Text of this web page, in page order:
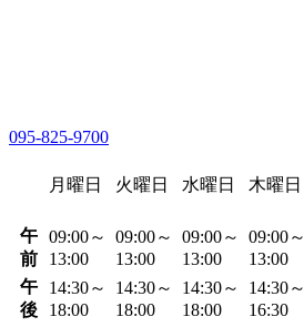
095-825-9700
月曜日 火曜日 水曜日 木曜日
午
前
09:00～
13:00
09:00～
13:00
09:00～
13:00
09:00～
13:00
午
後
14:30～
18:00
14:30～
18:00
14:30～
18:00
14:30～
16:30